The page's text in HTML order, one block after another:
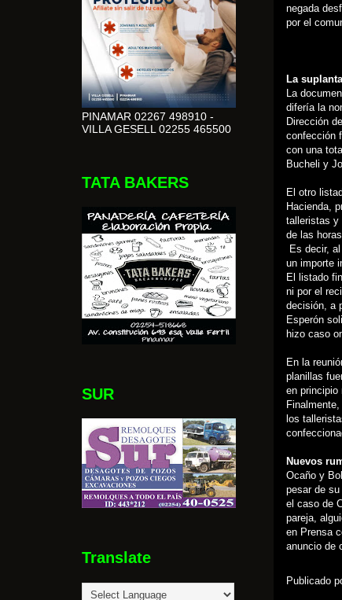
negada
por el
La
La
difería la
Dirección
confección
con una
Bucheli y
El otro
Hacienda,
talleristas y
de las
Es decir,
un importe
El listado
ni por el
decisión, a
Esperón
hizo caso
En la
planillas
en principio
los
Nuevos
Ocaño y
pesar de
el caso de
pareja,
en Prensa
anuncio de
Publicado
PINAMAR 02267 498910 -
VILLA GESELL 02255 465500
TATA BAKERS
SUR
Translate